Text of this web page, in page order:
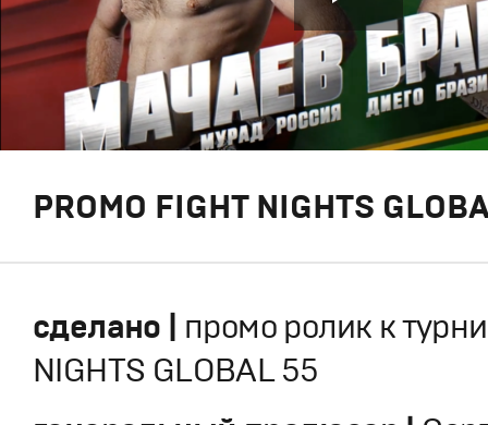
PROMO FIGHT NIGHTS
сделано | промо ролик к
NIGHTS GLOBAL 55